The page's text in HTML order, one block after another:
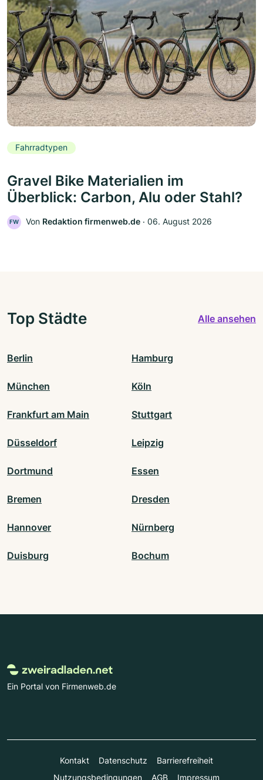
Fahrradtypen
Gravel Bike Materialien im
Überblick: Carbon, Alu oder Stahl?
FW Von Redaktion firmenweb.de ‧ 06. August 2026
Top Städte Alle ansehen
Berlin Hamburg
München Köln
Frankfurt am Main Stuttgart
Düsseldorf Leipzig
Dortmund Essen
Bremen Dresden
Hannover Nürnberg
Duisburg Bochum
Ein Portal von Firmenweb.de
Kontakt Datenschutz
Barrierefreiheit
Nutzungsbedingungen
AGB Impressum